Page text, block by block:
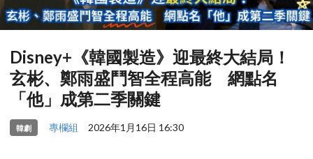
Disney+《韓國製造》迎最終大結局！
玄彬、鄭雨盛鬥智全程高能 網點名
「他」成第二季關鍵
韓劇 專欄組 2026年1月16日 16:30